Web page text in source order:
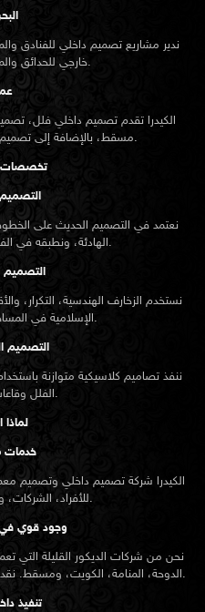
ندير مشاريع تصميم داخلي للفنادق
خارجي للحدائق والمجمعات في المنامة.
الكيدرا تقدم تصميم داخلي فلل،
مسقط، بالإضافة إلى تصميم حدائق ومشاريع خارجية فاخرة.
تخصصات
نعتمد في التصميم الحديث على
الهادئة، ونطبقه في الفلل، المكاتب، والصالات.
التصميم
نستخدم الزخارف الهندسية، التكرار،
الإسلامية في المساجد، الفلل، والمطاعم.
التصميم
ننفذ تصاميم كلاسيكية متوازنة
الفلل وقاعات الاستقبال.
لماذا
خدمات
الكيدرا شركة تصميم داخلي وتصميم
للأفراد، الشركات، والمطورين العقاريين.
وجود قوي في
نحن من شركات الديكور القليلة التي
الدوحة، المنامة، الكويت، ومسقط. نقدم حلول مصممة لتناسب السوق المحلي.
تنفيذ